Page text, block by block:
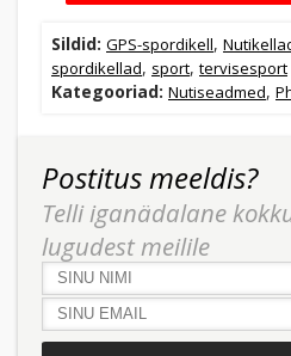
Sildid: GPS-spordikell,
spordikellad, sport, tervisesport
Kategooriad: Nutiseadmed,
Postitus meeldis?
Telli iganädalane
lugudest meilile